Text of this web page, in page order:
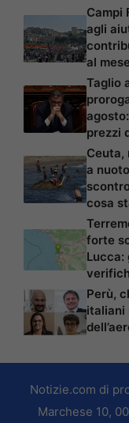
Campi
agli
al
Taglio
prezzi
Ceuta,
a
cosa
forte
Lucca:
Perù,
italiani
Notizie.com di
Marchese 10,